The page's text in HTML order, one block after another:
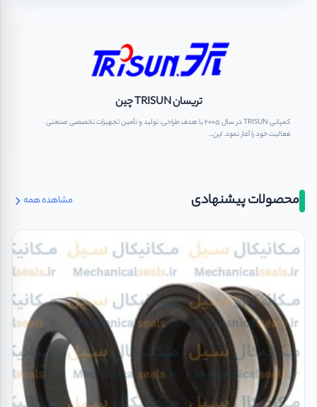
تریسان TRISUN چین
کمپانی TRISUN در سال 2005 با هدف طراحی، تولید و تأمین تجهیزات تخصصی صنعتی
فعالیت خود را آغاز نمود. این...
محصولات پیشنهادی مشاهده همه